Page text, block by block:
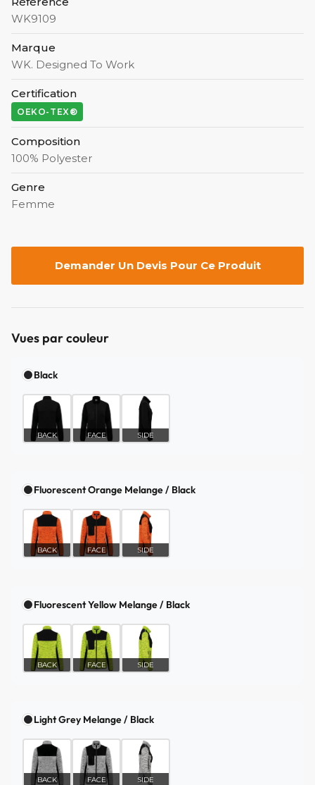
WK9109
Marque
WK. Designed To Work
Certification
OEKO-TEX®
Composition
100% Polyester
Genre
Femme
Demander Un Devis Pour Ce Produit
Vues par couleur
Black
BACK FACE SIDE
Fluorescent Orange Melange / Black
BACK FACE SIDE
Fluorescent Yellow Melange / Black
BACK FACE SIDE
Light Grey Melange / Black
BACK FACE SIDE